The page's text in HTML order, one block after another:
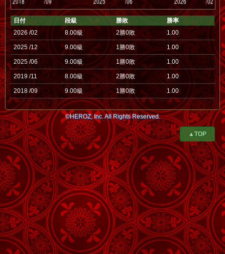
日付 段級 勝敗
勝率
2026 /02
8.00級 2勝0敗 1.00
2025 /12 9.00級 1勝0敗 1.00
2025 /06 9.00級 1勝0敗 1.00
2019 /11 8.00級 2勝0敗 1.00
2018 /09 9.00級 1勝0敗 1.00
©HEROZ, Inc. All Rights Reserved.
▲TOP